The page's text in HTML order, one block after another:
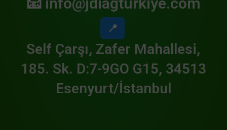
📍
Self Çarşı, Zafer Mahallesi,
185. Sk. D:7-9GO G15, 34513
Esenyurt/İstanbul